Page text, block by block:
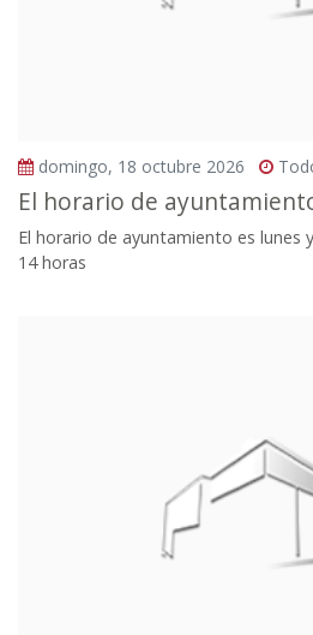
domingo, 18 octubre 2026
El horario de
El horario de ayuntamiento es lunes
14 horas